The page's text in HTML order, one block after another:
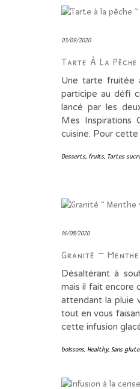
03/09/2020
Tarte À La
Une tarte fruitée
participe au défi
lancé par les
Mes Inspirations
cuisine. Pour
Desserts, fruits, Tartes
16/08/2020
Granité ~
Désaltérant à
mais il fait encore
attendant la pluie
tout en vous
cette infusion
boissons, Healthy, Sans